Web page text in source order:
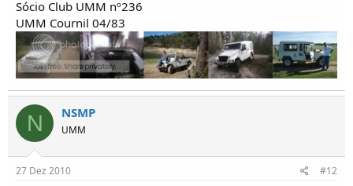
Sócio Club UMM nº236
UMM Cournil 04/83
N NSMP
UMM
27 Dez 2010 #12